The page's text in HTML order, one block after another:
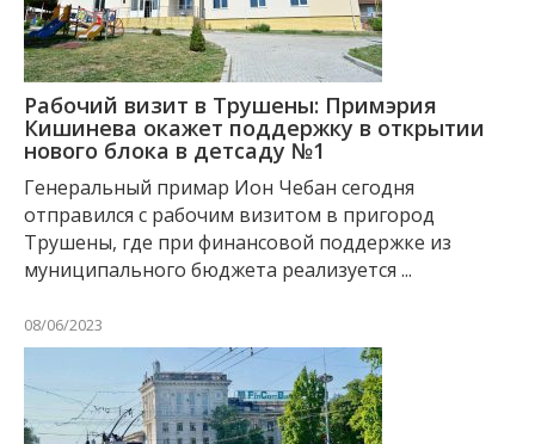
Рабочий визит в Трушены: Примэрия
Кишинева окажет поддержку в открытии
нового блока в детсаду №1
Генеральный примар Ион Чебан сегодня
отправился с рабочим визитом в пригород
Трушены, где при финансовой поддержке из
муниципального бюджета реализуется ...
08/06/2023